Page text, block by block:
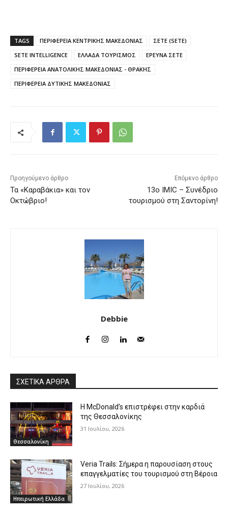
TAGS ΠΕΡΙΦΕΡΕΙΑ ΚΕΝΤΡΙΚΗΣ ΜΑΚΕΔΟΝΙΑΣ
ΣΕΤΕ (SETE)
SETE INTELLIGENCE
ΕΛΛΑΔΑ ΤΟΥΡΙΣΜΟΣ
ΕΡΕΥΝΑ ΣΕΤΕ
ΠΕΡΙΦΕΡΕΙΑ ΑΝΑΤΟΛΙΚΗΣ ΜΑΚΕΔΟΝΙΑΣ - ΘΡΑΚΗΣ
ΠΕΡΙΦΕΡΕΙΑ ΔΥΤΙΚΗΣ ΜΑΚΕΔΟΝΙΑΣ
Προηγούμενο άρθρο
Τα «Καραβάκια» και τον
Οκτώβριο!
Επόμενο άρθρο
13ο IMIC – Συνέδριο
τουρισμού στη Σαντορίνη!
Debbie
ΣΧΕΤΙΚΑ ΑΡΘΡΑ
Θεσσαλονίκη
Η McDonald’s επιστρέφει στην καρδιά
της Θεσσαλονίκης
31 Ιουλίου, 2026
Ηπειρωτική Ελλάδα
Veria Trails: Σήμερα η παρουσίαση στους
επαγγελματίες του τουρισμού στη Βέροια
27 Ιουλίου, 2026